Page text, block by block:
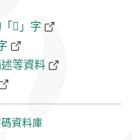
𣝂」字
等資料
資料庫